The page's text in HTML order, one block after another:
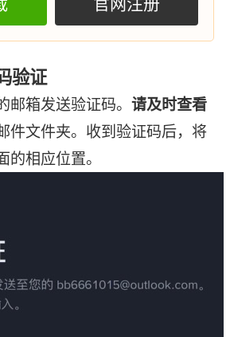
验证
箱发送验证码。 请及时查看
件文件夹。收到验证码后，将
相应位置。